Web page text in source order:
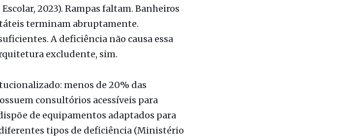
A deficiência não causa essa
excludente, sim.
menos de 20% das
de equipamentos adaptados para
tipos de deficiência (Ministério
- condição para que muitas
autonomia e capacidade